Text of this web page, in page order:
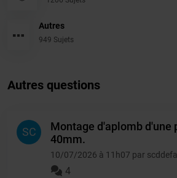
Autres
949 Sujets
Autres questions
SC
Montage d'aplomb d'une
40mm.
10/07/2026 à 11h07 par
4